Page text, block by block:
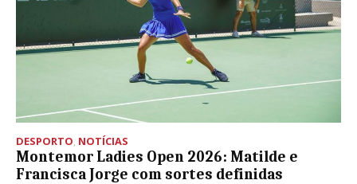
DESPORTO NOTÍCIAS
Montemor Ladies Open 2026: Matilde e
Francisca Jorge com sortes definidas